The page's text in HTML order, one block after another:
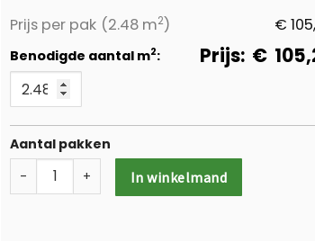
Prijs per pak (2.48 m2) €
Benodigde aantal m2: Prijs: €
Aantal pakken
-
+ In winkelmand